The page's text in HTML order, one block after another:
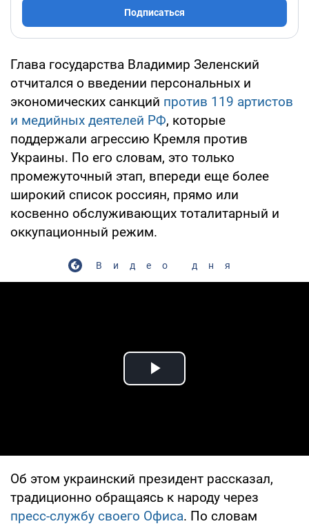
Подписаться
Глава государства Владимир Зеленский
отчитался о введении персональных и
экономических санкций против 119 артистов
и медийных деятелей РФ, которые
поддержали агрессию Кремля против
Украины. По его словам, это только
промежуточный этап, впереди еще более
широкий список россиян, прямо или
косвенно обслуживающих тоталитарный и
оккупационный режим.
Видео дня
Play Video
Об этом украинский президент рассказал,
традиционно обращаясь к народу через
пресс-службу своего Офиса. По словам